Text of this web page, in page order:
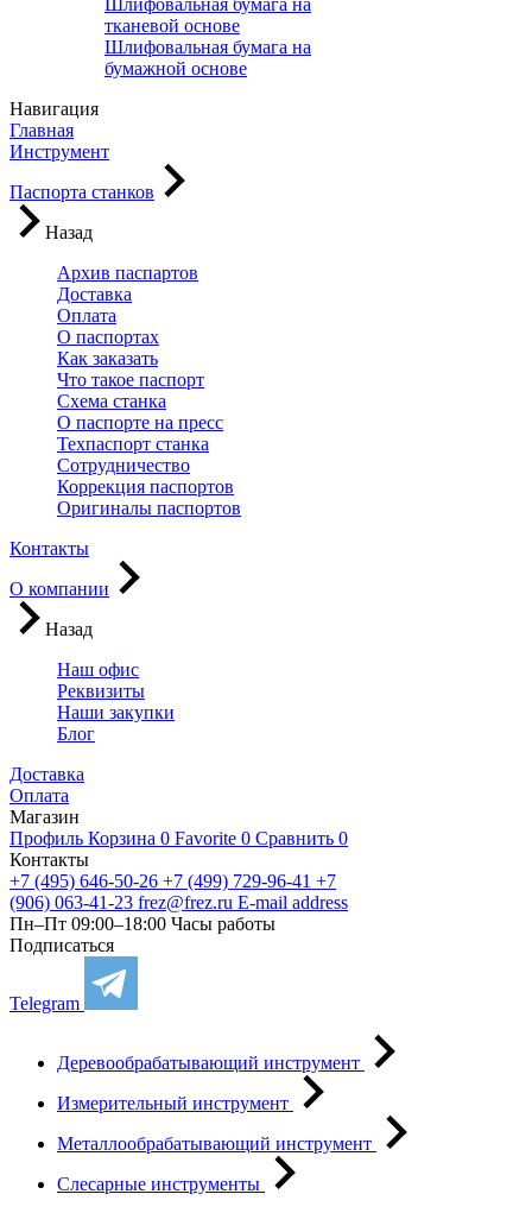
Шлифовальная бумага на
тканевой основе
Шлифовальная бумага на
бумажной основе
Навигация
Главная
Инструмент
Паспорта станков
Назад
Архив паспартов
Доставка
Оплата
О паспортах
Как заказать
Что такое паспорт
Схема станка
О паспорте на пресс
Техпаспорт станка
Сотрудничество
Коррекция паспортов
Оригиналы паспортов
Контакты
О компании
Назад
Наш офис
Реквизиты
Наши закупки
Блог
Доставка
Оплата
Магазин
Профиль Корзина 0 Favorite 0 Сравнить 0
Контакты
+7 (495) 646-50-26 +7 (499) 729-96-41 +7
(906) 063-41-23 frez@frez.ru E-mail address
Пн–Пт 09:00–18:00 Часы работы
Подписаться
Telegram
Деревообрабатывающий инструмент
Измерительный инструмент
Металлообрабатывающий инструмент
Слесарные инструменты